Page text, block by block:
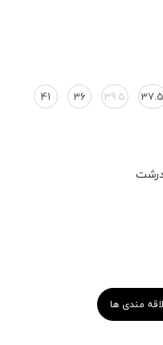
37.5
39.5
36
41
مندی ها